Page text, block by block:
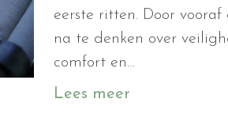
eerste ritten. Door vooraf
na te denken over
comfort en…
Lees meer